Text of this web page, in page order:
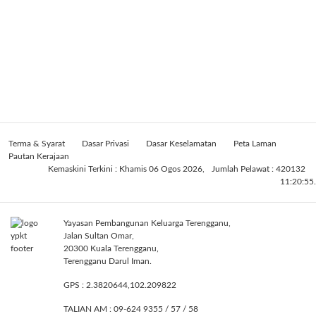
Terma & Syarat Dasar Privasi Dasar Keselamatan
Peta Laman
Pautan Kerajaan
Jumlah Pelawat : 420132
Kemaskini Terkini : Khamis 06 Ogos 2026,
11:20:55.
Yayasan Pembangunan Keluarga Terengganu,
Jalan Sultan Omar,
20300 Kuala Terengganu,
Terengganu Darul Iman.
GPS : 2.3820644,102.209822
TALIAN AM : 09-624 9355 / 57 / 58